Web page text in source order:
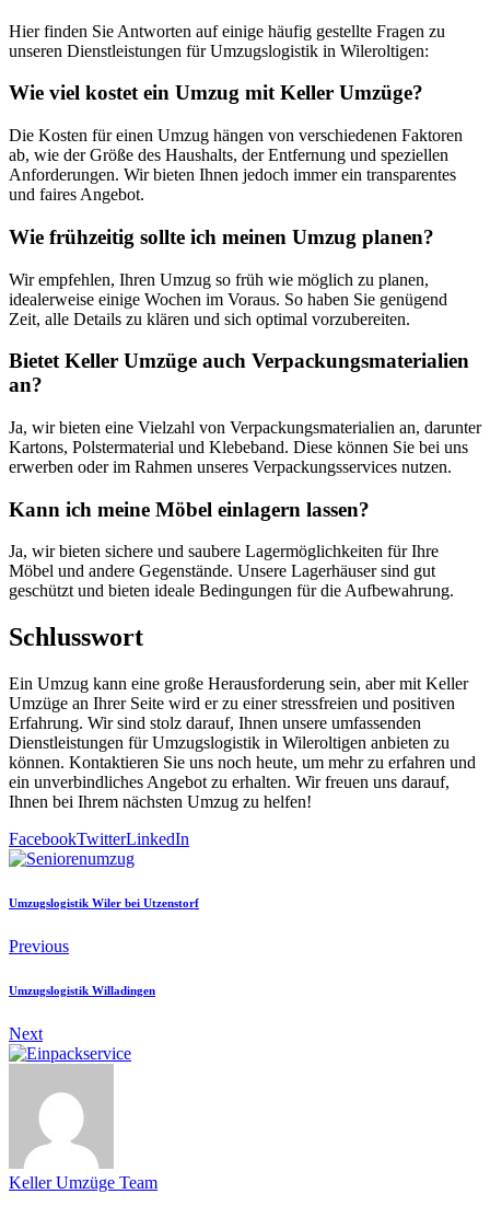
Hier finden Sie Antworten auf einige häufig gestellte Fragen zu
unseren Dienstleistungen für Umzugslogistik in Wileroltigen:
Wie viel kostet ein Umzug mit Keller Umzüge?
Die Kosten für einen Umzug hängen von verschiedenen Faktoren
ab, wie der Größe des Haushalts, der Entfernung und speziellen
Anforderungen. Wir bieten Ihnen jedoch immer ein transparentes
und faires Angebot.
Wie frühzeitig sollte ich meinen Umzug planen?
Wir empfehlen, Ihren Umzug so früh wie möglich zu planen,
idealerweise einige Wochen im Voraus. So haben Sie genügend
Zeit, alle Details zu klären und sich optimal vorzubereiten.
Bietet Keller Umzüge auch Verpackungsmaterialien
an?
Ja, wir bieten eine Vielzahl von Verpackungsmaterialien an, darunter
Kartons, Polstermaterial und Klebeband. Diese können Sie bei uns
erwerben oder im Rahmen unseres Verpackungsservices nutzen.
Kann ich meine Möbel einlagern lassen?
Ja, wir bieten sichere und saubere Lagermöglichkeiten für Ihre
Möbel und andere Gegenstände. Unsere Lagerhäuser sind gut
geschützt und bieten ideale Bedingungen für die Aufbewahrung.
Schlusswort
Ein Umzug kann eine große Herausforderung sein, aber mit Keller
Umzüge an Ihrer Seite wird er zu einer stressfreien und positiven
Erfahrung. Wir sind stolz darauf, Ihnen unsere umfassenden
Dienstleistungen für Umzugslogistik in Wileroltigen anbieten zu
können. Kontaktieren Sie uns noch heute, um mehr zu erfahren und
ein unverbindliches Angebot zu erhalten. Wir freuen uns darauf,
Ihnen bei Ihrem nächsten Umzug zu helfen!
FacebookTwitterLinkedIn
Umzugslogistik Wiler bei Utzenstorf
Previous
Umzugslogistik Willadingen
Next
Keller Umzüge Team